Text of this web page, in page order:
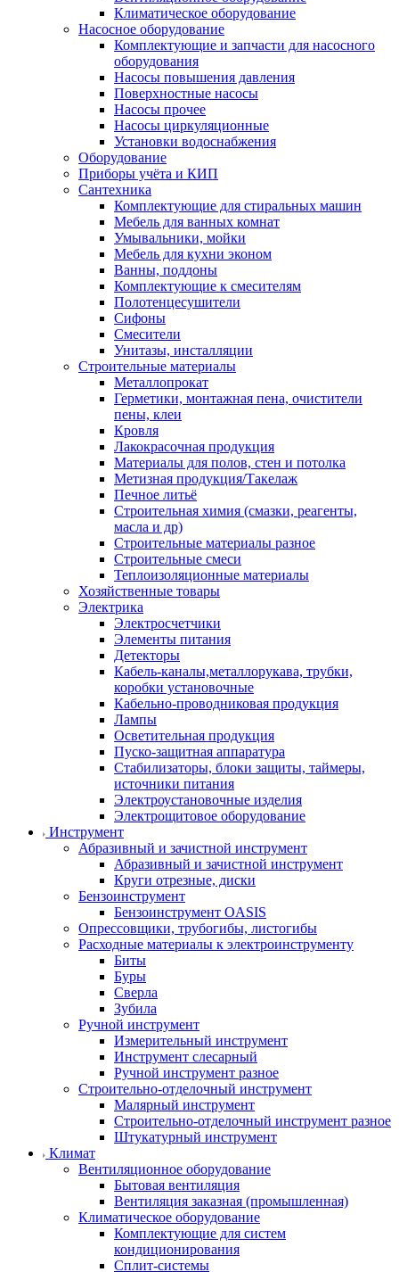
Климатическое оборудование
Насосное оборудование
Комплектующие и запчасти для насосного
оборудования
Насосы повышения давления
Поверхностные насосы
Насосы прочее
Насосы циркуляционные
Установки водоснабжения
Оборудование
Приборы учёта и КИП
Сантехника
Комплектующие для стиральных машин
Мебель для ванных комнат
Умывальники, мойки
Мебель для кухни эконом
Ванны, поддоны
Комплектующие к смесителям
Полотенцесушители
Сифоны
Смесители
Унитазы, инсталляции
Строительные материалы
Металлопрокат
Герметики, монтажная пена, очистители
пены, клеи
Кровля
Лакокрасочная продукция
Материалы для полов, стен и потолка
Метизная продукция/Такелаж
Печное литьё
Строительная химия (смазки, реагенты,
масла и др)
Строительные материалы разное
Строительные смеси
Теплоизоляционные материалы
Хозяйственные товары
Электрика
Электросчетчики
Элементы питания
Детекторы
Кабель-каналы,металлорукава, трубки,
коробки установочные
Кабельно-проводниковая продукция
Лампы
Осветительная продукция
Пуско-защитная аппаратура
Стабилизаторы, блоки защиты, таймеры,
источники питания
Электроустановочные изделия
Электрощитовое оборудование
Инструмент
Абразивный и зачистной инструмент
Абразивный и зачистной инструмент
Круги отрезные, диски
Бензоинструмент
Бензоинструмент OASIS
Опрессовщики, трубогибы, листогибы
Расходные материалы к электроинструменту
Биты
Буры
Сверла
Зубила
Ручной инструмент
Измерительный инструмент
Инструмент слесарный
Ручной инструмент разное
Строительно-отделочный инструмент
Малярный инструмент
Строительно-отделочный инструмент разное
Штукатурный инструмент
Климат
Вентиляционное оборудование
Бытовая вентиляция
Вентиляция заказная (промышленная)
Климатическое оборудование
Комплектующие для систем
кондиционирования
Сплит-системы